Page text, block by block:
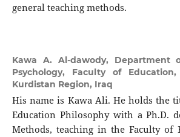
general teaching methods.
Kawa A. Al-dawody, Department
Psychology, Faculty of
Kurdistan Region, Iraq
His name is Kawa Ali. He holds the
Education Philosophy with a Ph.D.
Methods, teaching in the Faculty of